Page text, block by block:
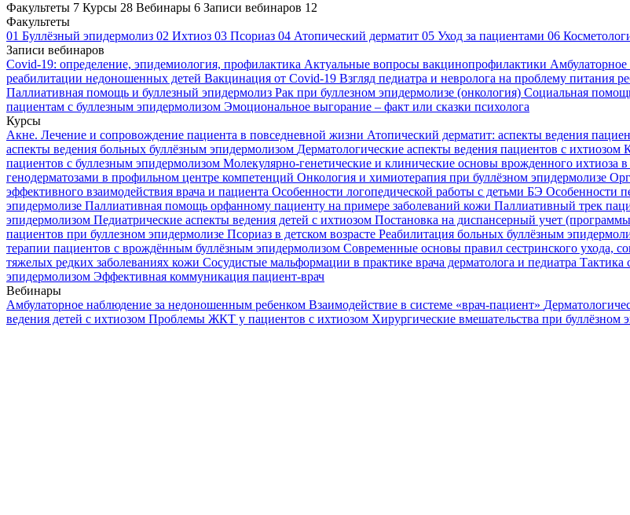
Факультеты 7 Курсы 28 Вебинары 6 Записи вебинаров 12
Факультеты
01 Буллёзный эпидермолиз 02 Ихтиоз 03 Псориаз 04 Атопический дерматит 05 Уход за пациентами 06
Записи вебинаров
Covid-19: определение, эпидемиология, профилактика Актуальные вопросы вакцинопрофилактики
реабилитации недоношенных детей Вакцинация от Covid-19 Взгляд педиатра и невролога на проблему питания
Паллиативная помощь и буллезный эпидермолиз Рак при буллезном эпидермолизе (онкология) Социальная
пациентам с буллезным эпидермолизом Эмоциональное выгорание – факт или сказки психолога
Курсы
Акне. Лечение и сопровождение пациента в повседневной жизни Атопический дерматит: аспекты ведения
аспекты ведения больных буллёзным эпидермолизом Дерматологические аспекты ведения пациентов с ихтиозом
пациентов с буллезным эпидермолизом Молекулярно-генетические и клинические основы врожденного ихтиоза в
генодерматозами в профильном центре компетенций Онкология и химиотерапия при буллёзном эпидермолизе
эффективного взаимодействия врача и пациента Особенности логопедической работы с детьми БЭ Особенности
эпидермолизе Паллиативная помощь орфанному пациенту на примере заболеваний кожи Паллиативный трек
эпидермолизом Педиатрические аспекты ведения детей с ихтиозом Постановка на диспансерный учет
пациентов при буллезном эпидермолизе Псориаз в детском возрасте Реабилитация больных буллёзным
терапии пациентов с врождённым буллёзным эпидермолизом Современные основы правил сестринского ухода,
тяжелых редких заболеваниях кожи Сосудистые мальформации в практике врача дерматолога и педиатра Тактика
эпидермолизом Эффективная коммуникация пациент-врач
Вебинары
Амбулаторное наблюдение за недоношенным ребенком Взаимодействие в системе «врач-пациент»
ведения детей с ихтиозом Проблемы ЖКТ у пациентов с ихтиозом Хирургические вмешательства при буллёзном